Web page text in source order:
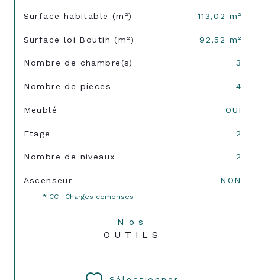
Surface habitable (m²) 113,02 m²
Surface loi Boutin (m²) 92,52 m²
Nombre de chambre(s) 3
Nombre de pièces 4
Meublé OUI
Etage 2
Nombre de niveaux 2
Ascenseur NON
* CC : Charges comprises
Nos
OUTILS